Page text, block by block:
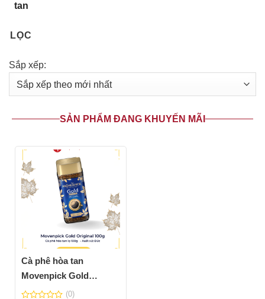
tan
LỌC
Sắp xếp:
SẢN PHẨM ĐANG KHUYẾN MÃI
Cà phê hòa tan
Movenpick Gold
Original – lọ 100g
(0)